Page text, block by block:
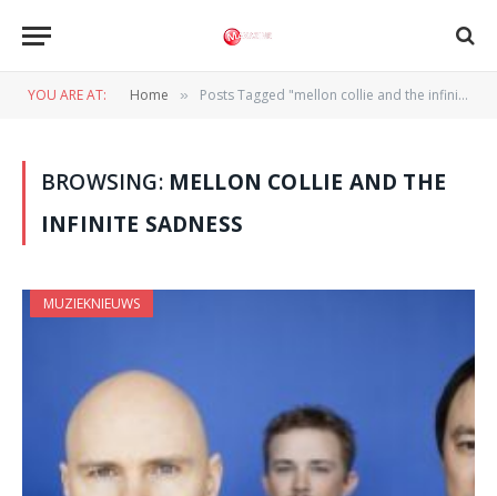
YOU ARE AT: Home » Posts Tagged "mellon collie and the infinite sadness"
BROWSING: MELLON COLLIE AND THE
INFINITE SADNESS
MUZIEKNIEUWS